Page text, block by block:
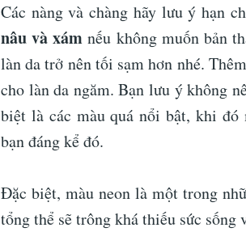
Các nàng và chàng hãy lưu ý hạn
nâu và xám nếu không muốn bản
làn da trở nên tối sạm hơn nhé.
cho làn da ngăm. Bạn lưu ý không
biệt là các màu quá nổi bật, khi đó
bạn đáng kể đó.
Đặc biệt, màu neon là một trong
tổng thể sẽ trông khá thiếu sức